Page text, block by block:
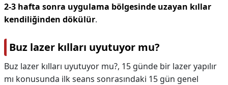
2-3 hafta sonra uygulama bölgesinde uzayan kıllar
kendiliğinden dökülür.
Buz lazer kılları uyutuyor mu?
Buz lazer kılları uyutuyor mu?, 15 günde bir lazer yapılır
mı konusunda ilk seans sonrasındaki 15 gün genel